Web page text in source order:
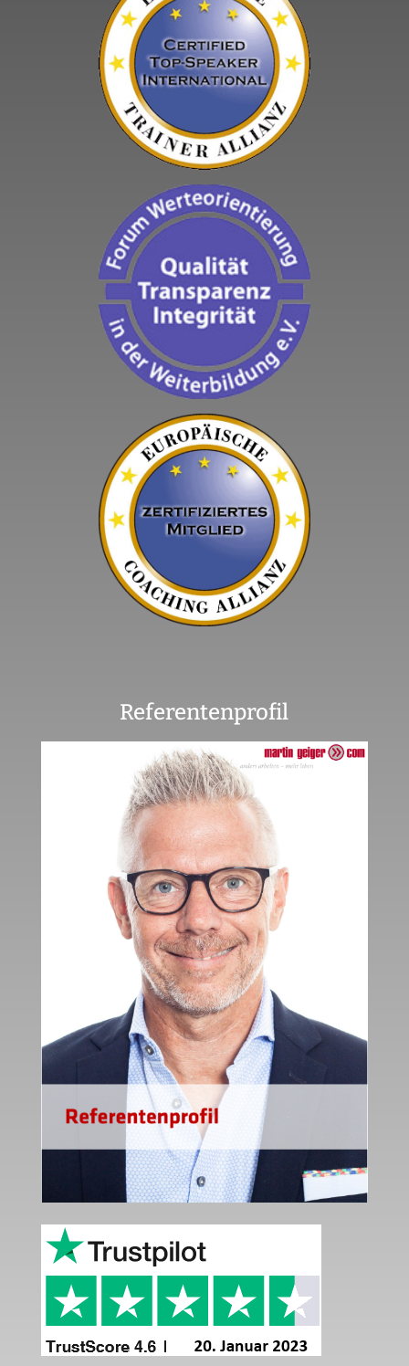
Referentenprofil